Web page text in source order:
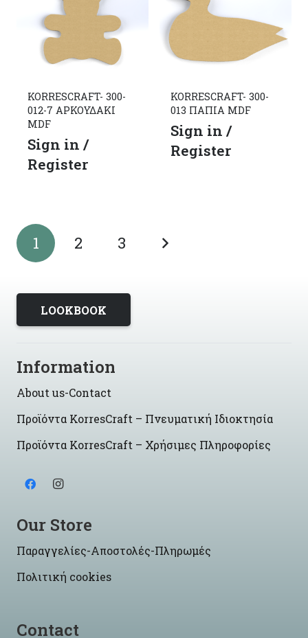
KORRESCRAFT- 300-
012-7 ΑΡΚΟΥΔΑΚΙ
MDF
Sign in /
Register
KORRESCRAFT- 300-
013 ΠΑΠΙΑ MDF
Sign in /
Register
1 2 3
LOOKBOOK
Information
About us-Contact
Προϊόντα KorresCraft – Πνευματική Ιδιοκτησία
Προϊόντα KorresCraft – Χρήσιμες Πληροφορίες
Our Store
Παραγγελίες-Αποστολές-Πληρωμές
Πολιτική cookies
Contact